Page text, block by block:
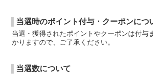
当選時のポイント付与・クーポンにつ
当選・獲得されたポイントやクーポンは付与
かりますので、ご了承ください。
当選数について